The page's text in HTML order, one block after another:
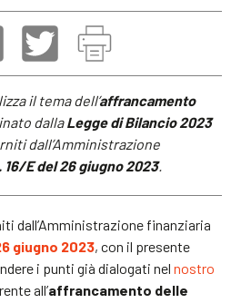
il tema dell’affrancamento
dallaLegge di Bilancio 2023
dall’Amministrazione
16/E del 26 giugno 2023.
dall’Amministrazione finanziaria
giugno 2023, con il presente
i punti già dialogati nel nostro
all’affrancamento delle